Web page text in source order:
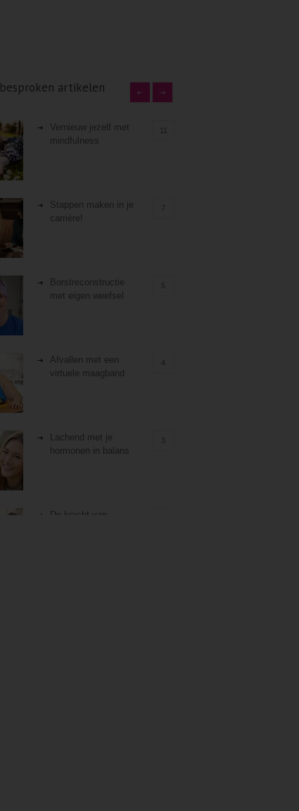
artikelen
Vernieuw jezelf met
mindfulness
Stappen maken in je
carrière!
7
Borstreconstructie
met eigen weefsel
5
Afvallen met een
virtuele maagband
4
Lachend met je
hormonen in balans
3
De kracht van